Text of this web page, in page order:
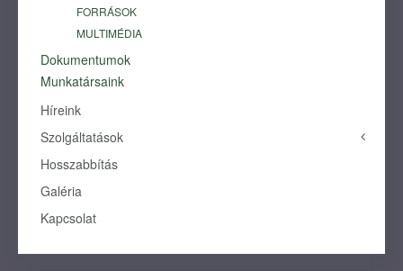
FORRÁSOK
MULTIMÉDIA
Dokumentumok
Munkatársaink
Híreink
Szolgáltatások
Alapszolgáltatások
Beiratkozás, regisztráció
Előjegyzés
Fénymásolás
Helyben használat
Hosszabbítás
Galéria
Kapcsolat